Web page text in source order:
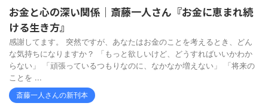
お金と心の深い関係｜斎藤一人さん『お金に恵まれ続
ける生き方』
感謝してます。 突然ですが、あなたはお金のことを考えるとき、どん
な気持ちになりますか？ 「もっと欲しいけど、どうすればいいかわか
らない」 「頑張っているつもりなのに、なかなか増えない」 「将来の
ことを ...
斎藤一人さんの新刊本